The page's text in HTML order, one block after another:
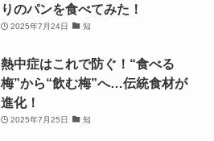
りのパンを食べてみた！
2025年7月24日 知
熱中症はこれで防ぐ！“食べる
梅”から“飲む梅”へ…伝統食材が
進化！
2025年7月25日 知